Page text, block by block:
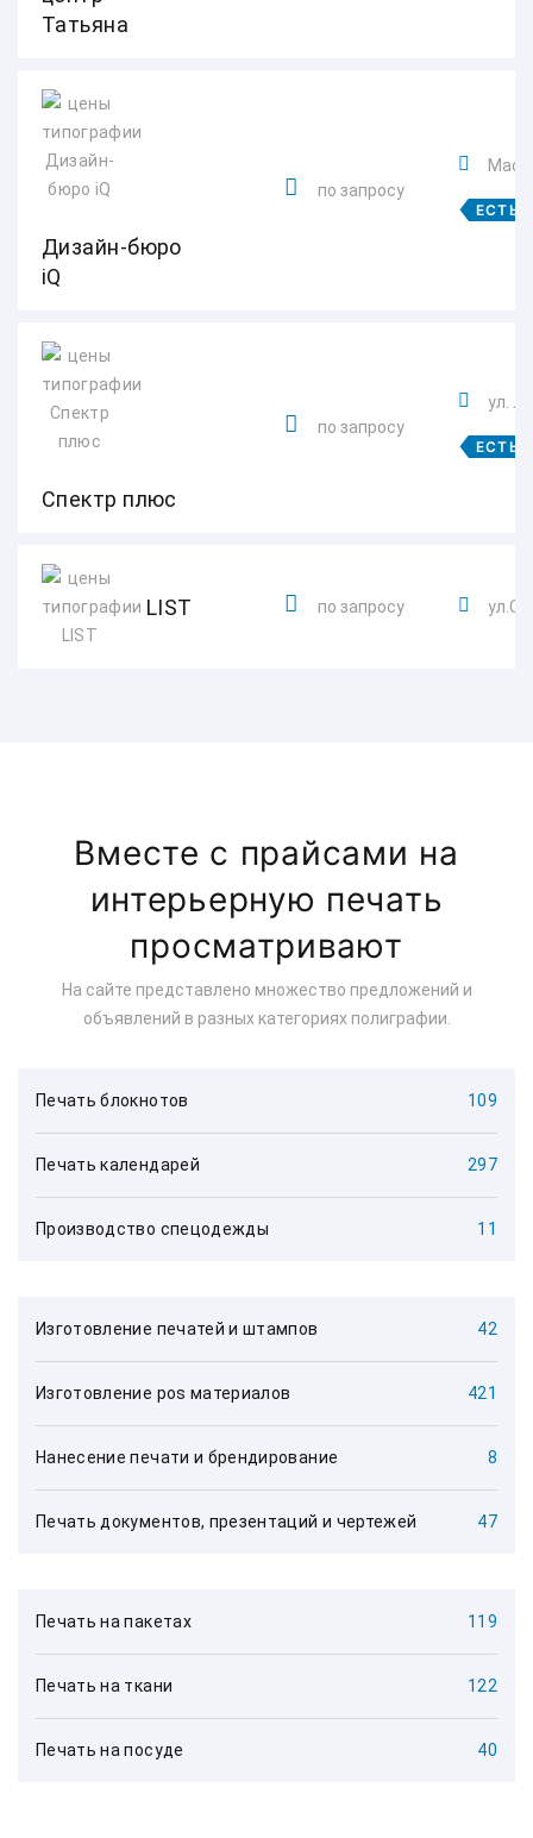
Татьяна
Дизайн-бюро
iQ
по запросу
ЕСТЬ
Спектр плюс
по запросу
ул.
ЕСТЬ
LIST по запросу
Вместе с прайсами на
интерьерную печать
просматривают
На сайте представлено множество предложений и
объявлений в разных категориях полиграфии.
Печать блокнотов 109
Печать календарей 297
Производство спецодежды 11
Изготовление печатей и штампов 42
Изготовление pos материалов 421
Нанесение печати и брендирование 8
Печать документов, презентаций и чертежей 47
Печать на пакетах 119
Печать на ткани 122
Печать на посуде 40